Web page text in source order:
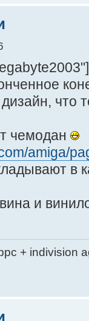
что
чемодан
amiga/
в
и
+ indivision